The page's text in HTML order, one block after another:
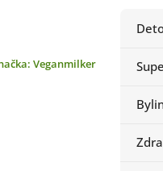
Veganmilker